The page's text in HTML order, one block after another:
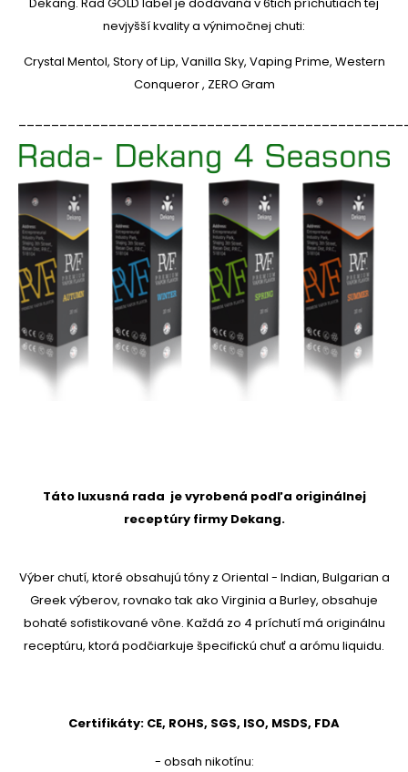
Dekang. Rad GOLD label je dodávaná v 6tich príchutiach tej
nevjyšší kvality a výnimočnej chuti:
Crystal Mentol, Story of Lip, Vanilla Sky, Vaping Prime, Western
Conqueror , ZERO Gram
Táto luxusná rada je vyrobená podľa originálnej
receptúry firmy Dekang.
Výber chutí, ktoré obsahujú tóny z Oriental - Indian, Bulgarian a
Greek výberov, rovnako tak ako Virginia a Burley, obsahuje
bohaté sofistikované vône. Každá zo 4 príchutí má originálnu
receptúru, ktorá podčiarkuje špecifickú chuť a arómu liquidu.
Certifikáty: CE, ROHS, SGS, ISO, MSDS, FDA
- obsah nikotínu: